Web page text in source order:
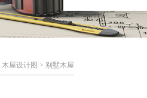
木屋设计图 > 别墅木屋